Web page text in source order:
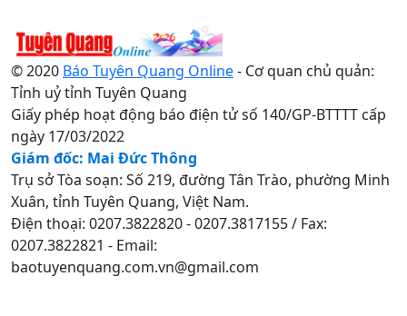
© 2020 Báo Tuyên Quang Online- Cơ quan chủ quản:
Tỉnh uỷ tỉnh Tuyên Quang
Giấy phép hoạt động báo điện tử số 140/GP-BTTTT cấp
ngày 17/03/2022
Giám đốc: Mai Đức Thông
Trụ sở Tòa soạn: Số 219, đường Tân Trào, phường Minh
Xuân, tỉnh Tuyên Quang, Việt Nam.
Điện thoại: 0207.3822820 - 0207.3817155 / Fax:
0207.3822821 - Email:
baotuyenquang.com.vn@gmail.com